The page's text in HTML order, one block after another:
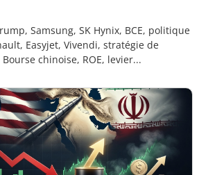
Samsung, SK Hynix, BCE, politique
Easyjet, Vivendi, stratégie de
chinoise, ROE, levier...